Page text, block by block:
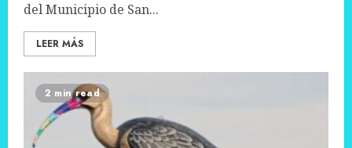
del Municipio de San...
LEER MÁS
2 min read